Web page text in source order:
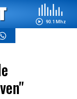
90.1 Mhz